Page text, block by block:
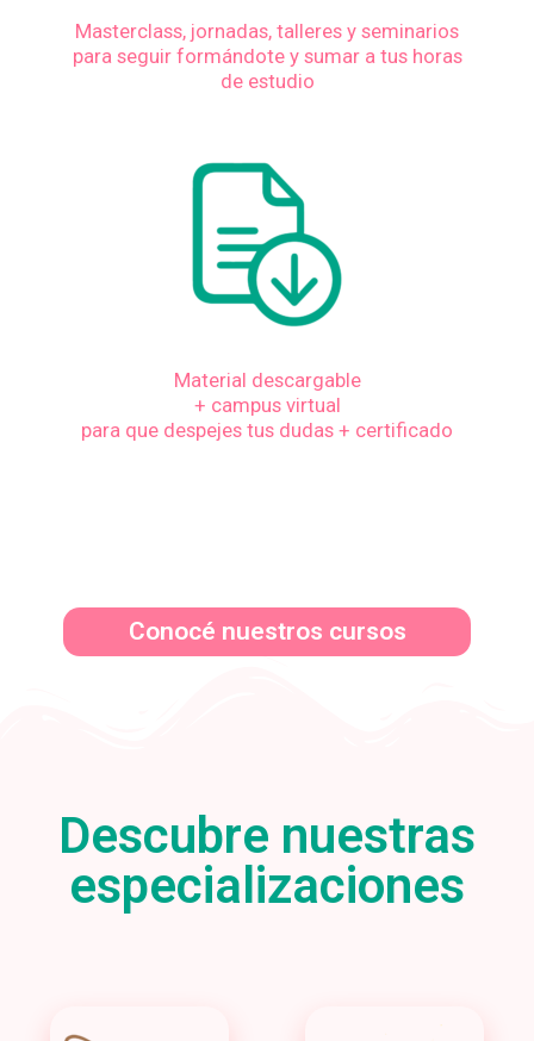
Masterclass, jornadas, talleres y seminarios
para seguir formándote y sumar a tus horas
de estudio
Material descargable
+ campus virtual
para que despejes tus dudas + certificado
Conocé nuestros cursos
Descubre nuestras
especializaciones